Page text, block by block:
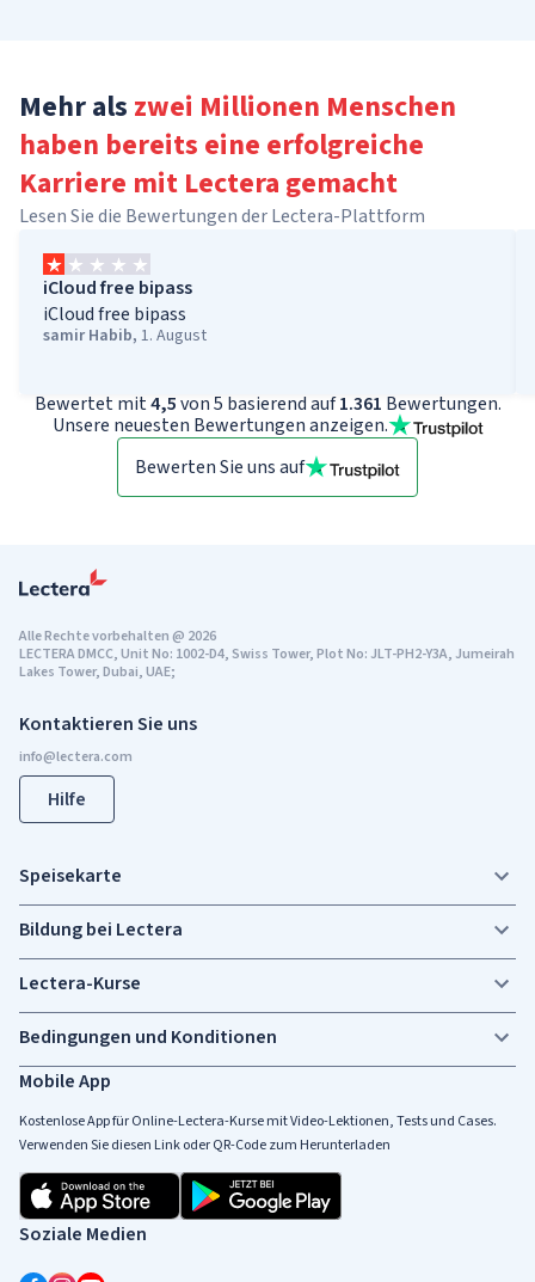
Mehr als zwei Millionen Menschen
haben bereits eine erfolgreiche
Karriere mit Lectera gemacht
Lesen Sie die Bewertungen der Lectera-Plattform
iCloud free bipass
iCloud free bipass
samir Habib, 1. August
Bewertet mit4,5von 5 basierend auf1.361 Bewertungen.
Unsere neuesten Bewertungen anzeigen.
Bewerten Sie uns auf
Kontaktieren Sie uns
Hilfe
Mobile App
Kostenlose App für Online-Lectera-Kurse mit Video-Lektionen, Tests und Cases.
Verwenden Sie diesen Link oder QR-Code zum Herunterladen
Soziale Medien
Alle Rechte vorbehalten@ 2026
LECTERA DMCC, Unit No: 1002-D4, Swiss Tower, Plot No: JLT-PH2-Y3A, Jumeirah
Lakes Tower, Dubai, UAE;
Speisekarte
Bildung bei Lectera
Lectera-Kurse
Bedingungen und Konditionen